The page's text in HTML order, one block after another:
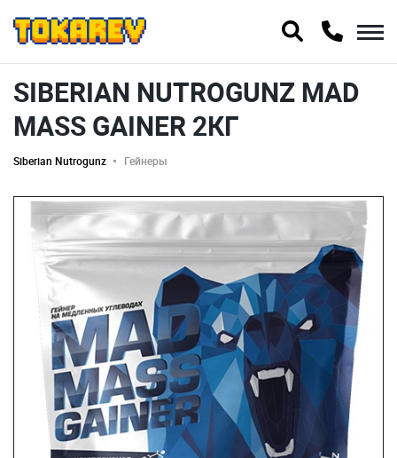
SIBERIAN NUTROGUNZ MAD
MASS GAINER 2КГ
Siberian Nutrogunz Гейнеры